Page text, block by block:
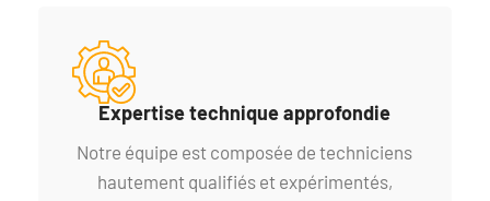
Expertise technique approfondie
Notre équipe est composée de techniciens
hautement qualifiés et expérimentés,